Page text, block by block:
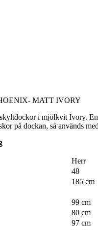
MATT IVORY
i mjölkvit Ivory.
på dockan, så används
Herr
48
185 cm
99 cm
80 cm
97 cm